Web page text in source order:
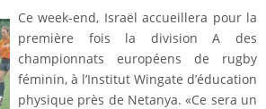
Ce week-end, Israël accueillera pour la
première fois la division A des
championnats européens de rugby
féminin, à l’Institut Wingate d’éducation
physique près de Netanya. «Ce sera un